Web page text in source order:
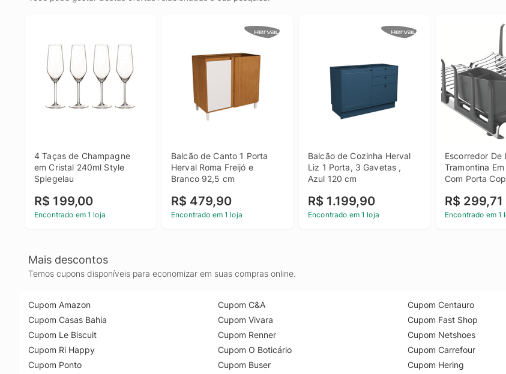
4 Taças de Champagne
em Cristal 240ml Style
Spiegelau
R$ 199,00
Encontrado em 1 loja
Balcão de Canto 1 Porta
Herval Roma Freijó e
Branco 92,5 cm
R$ 479,90
Encontrado em 1 loja
Balcão de Cozinha Herval
Liz 1 Porta, 3 Gavetas ,
Azul 120 cm
R$ 1.199,90
Encontrado em 1 loja
Escorredor De
Tramontina
Com Porta
R$ 299,71
Encontrado em 1
Mais descontos
Temos cupons disponíveis para economizar em suas compras online.
Cupom Amazon
Cupom Casas Bahia
Cupom Le Biscuit
Cupom Ri Happy
Cupom Ponto
Cupom C&A
Cupom Vivara
Cupom Renner
Cupom O Boticário
Cupom Buser
Cupom Centauro
Cupom Fast Shop
Cupom Netshoes
Cupom Carrefour
Cupom Hering